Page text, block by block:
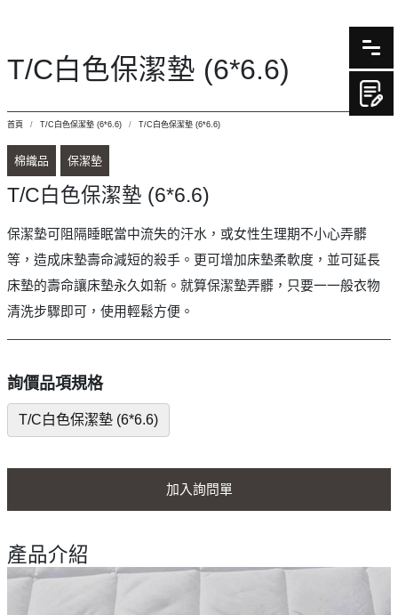
T/C白色保潔墊 (6*6.6)
首頁 T/C白色保潔墊 (6*6.6) T/C白色保潔墊 (6*6.6)
棉織品 保潔墊
T/C白色保潔墊 (6*6.6)
保潔墊可阻隔睡眠當中流失的汗水，或女性生理期不小心弄髒
等，造成床墊壽命減短的殺手。更可增加床墊柔軟度，並可延長
床墊的壽命讓床墊永久如新。就算保潔墊弄髒，只要一一般衣物
清洗步驟即可，使用輕鬆方便。
詢價品項規格
T/C白色保潔墊 (6*6.6)
加入詢問單
產品介紹